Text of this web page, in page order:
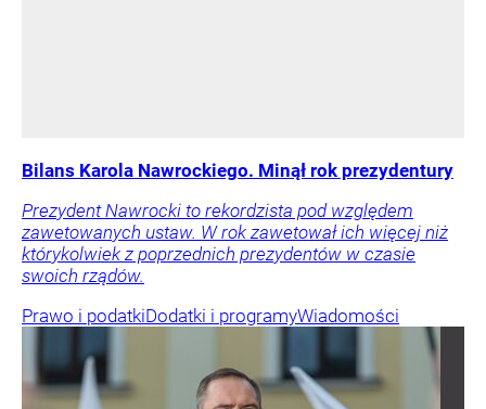
Bilans Karola Nawrockiego. Minął rok prezydentury
Prezydent Nawrocki to rekordzista pod względem
zawetowanych ustaw. W rok zawetował ich więcej niż
którykolwiek z poprzednich prezydentów w czasie
swoich rządów.
Prawo i podatkiDodatki i programyWiadomości